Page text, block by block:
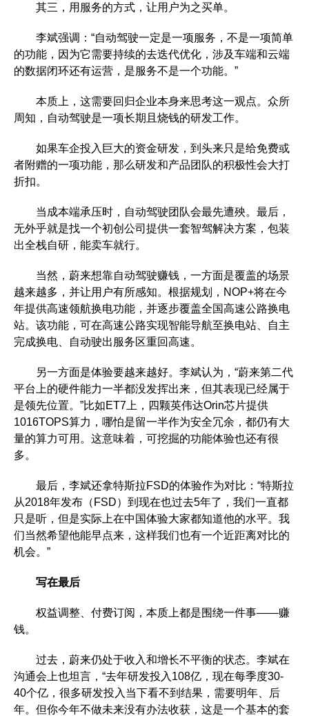
其三，用服务的方式，让用户为之买单。
李斌强调：“自动驾驶一定是一项服务，不是一项简单
的功能，因为它需要持续的去迭代优化，涉及车端和云端
的数据闭环还有运营，是服务不是一个功能。”
本质上，这需要回归企业本身来思考这一观点。众所
周知，自动驾驶是一项长期且烧钱的研发工作。
如果车企投入巨大的资金研发，到头来只是给免费或
者附赠的一项功能，那么研发和产品团队的积极性会大打
折扣。
当成本端承压时，自动驾驶团队会最先遭殃。最后，
无外乎就是找一个初创公司提供一套智驾解决方案，包装
出全栈自研，能卖车就行。
当然，蔚来想靠自动驾驶赚钱，一方面是覆盖的场景
越来越多，并让用户有所感知。根据规划，NOP+将在今
年提供高速领航换电功能，并逐步覆盖全国高速公路换电
站。该功能，可在高速公路实现智能导航至换电站、自主
完成换电、自动驶出服务区重回高速。
另一方面是体验要越来越好。李斌认为，“蔚来第二代
平台上的硬件能力一半都没发挥出来，但其表现已经属于
是领先位置。”比如ET7上，四颗英伟达Orin芯片提供
1016TOPS算力，哪怕是留一半作为安全冗余，都仍有大
量的算力可用。这意味着，可挖掘的功能体验也还有很
多。
最后，李斌还拿特斯拉FSD的体验作为对比：“特斯拉
从2018年发布（FSD）到现在也过去5年了，我们一直都
只是听，但是实际上在中国体验大家都知道他的水平。我
们当然希望他能早点来，这样我们也有一个近距离对比的
机会。”
写在最后
权益调整、付费订阅，本质上都是围绕一件事——赚
钱。
过去，蔚来仍处于收入和增长不平衡的状态。李斌在
沟通会上也坦言，“去年研发投入108亿，现在每季度30-
40个亿，很多研发投入当下看不到结果，需要明年、后
年。但你今年不做未来没有办法收获，这是一个基本的套